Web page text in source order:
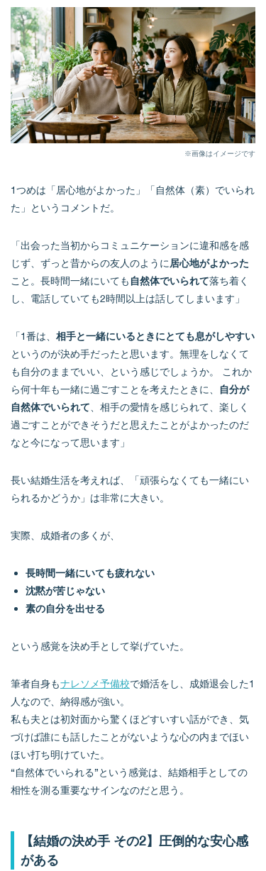
※画像はイメージです
1つめは「居心地がよかった」「自然体（素）でいられ
た」というコメントだ。
「出会った当初からコミュニケーションに違和感を感
じず、ずっと昔からの友人のように 居心地がよかった
こと。長時間一緒にいても 自然体でいられて落ち着く
し、電話していても2時間以上は話してしまいます」
「1番は、 相手と一緒にいるときにとても息がしやすい
というのが決め手だったと思います。無理をしなくて
も自分のままでいい、という感じでしょうか。 これか
ら何十年も一緒に過ごすことを考えたときに、
自分が
自然体でいられて 、相手の愛情を感じられて、楽しく
過ごすことができそうだと思えたことがよかったのだ
なと今になって思います」
長い結婚生活を考えれば、「頑張らなくても一緒にい
られるかどうか」は非常に大きい。
実際、成婚者の多くが、
長時間一緒にいても疲れない
沈黙が苦じゃない
素の自分を出せる
という感覚を決め手として挙げていた。
筆者自身もナレソメ予備校で婚活をし、成婚退会した1
人なので、納得感が強い。
私も夫とは初対面から驚くほどすいすい話ができ、気
づけば誰にも話したことがないような心の内までほい
ほい打ち明けていた。
“自然体でいられる”という感覚は、結婚相手としての
相性を測る重要なサインなのだと思う。
【結婚の決め手 その2】圧倒的な安心感
がある